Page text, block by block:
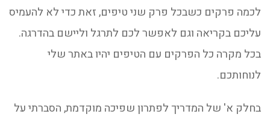
לכמה פרקים כשבכל פרק שני טיפים, זאת כדי לא להעמיס
עליכם בקריאה וגם לאפשר לכם לתרגל וליישם בהדרגה.
בכל מקרה כל הפרקים עם הטיפים יהיו באתר שלי
לנוחותכם.
בחלק א' של המדריך לפתרון שפיכה מוקדמת, הסברתי על